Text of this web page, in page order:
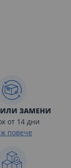
ЗАМЕНИ
от 14 дни
повече